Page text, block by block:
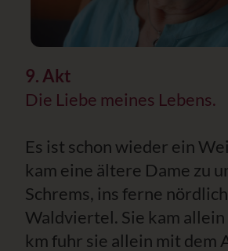
9. Akt
Die Liebe meines Lebens.
Es ist schon wieder ein
kam eine ältere Dame zu
Schrems, ins ferne
Waldviertel. Sie kam
km fuhr sie allein mit dem